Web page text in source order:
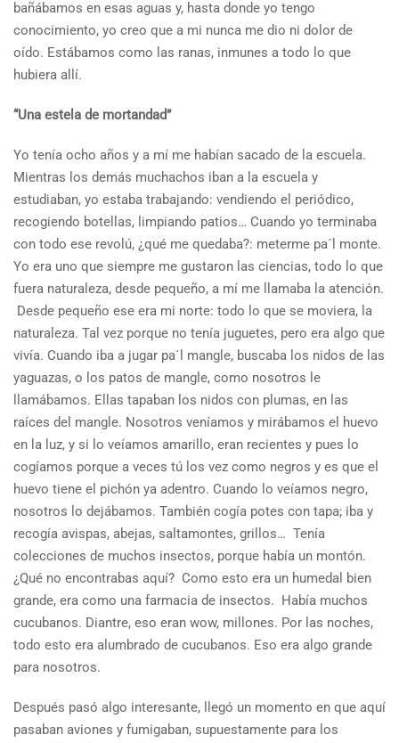
bañábamos en esas aguas y, hasta donde yo tengo
conocimiento, yo creo que a mi nunca me dio ni dolor de
oído. Estábamos como las ranas, inmunes a todo lo que
hubiera allí.
“Una estela de mortandad”
Yo tenía ocho años y a mí me habían sacado de la escuela.
Mientras los demás muchachos iban a la escuela y
estudiaban, yo estaba trabajando: vendiendo el periódico,
recogiendo botellas, limpiando patios… Cuando yo terminaba
con todo ese revolú, ¿qué me quedaba?: meterme pa´l monte.
Yo era uno que siempre me gustaron las ciencias, todo lo que
fuera naturaleza, desde pequeño, a mí me llamaba la atención.
Desde pequeño ese era mi norte: todo lo que se moviera, la
naturaleza. Tal vez porque no tenía juguetes, pero era algo que
vivía. Cuando iba a jugar pa´l mangle, buscaba los nidos de las
yaguazas, o los patos de mangle, como nosotros le
llamábamos. Ellas tapaban los nidos con plumas, en las
raíces del mangle. Nosotros veníamos y mirábamos el huevo
en la luz, y si lo veíamos amarillo, eran recientes y pues lo
cogíamos porque a veces tú los vez como negros y es que el
huevo tiene el pichón ya adentro. Cuando lo veíamos negro,
nosotros lo dejábamos. También cogía potes con tapa; iba y
recogía avispas, abejas, saltamontes, grillos… Tenía
colecciones de muchos insectos, porque había un montón.
¿Qué no encontrabas aquí? Como esto era un humedal bien
grande, era como una farmacia de insectos. Había muchos
cucubanos. Diantre, eso eran wow, millones. Por las noches,
todo esto era alumbrado de cucubanos. Eso era algo grande
para nosotros.
Después pasó algo interesante, llegó un momento en que aquí
pasaban aviones y fumigaban, supuestamente para los